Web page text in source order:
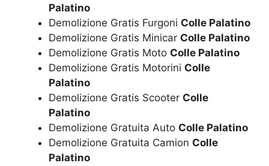
Palatino
Demolizione Gratis Furgoni Colle Palatino
Demolizione Gratis Minicar Colle Palatino
Demolizione Gratis Moto Colle Palatino
Demolizione Gratis Motorini Colle
Palatino
Demolizione Gratis Scooter Colle
Palatino
Demolizione Gratuita Auto Colle Palatino
Demolizione Gratuita Camion Colle
Palatino